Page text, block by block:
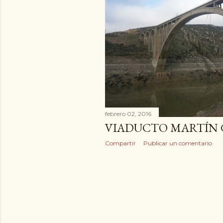
a
s
febrero 02, 2016
VIADUCTO MARTÍN
Compartir Publicar un comentario